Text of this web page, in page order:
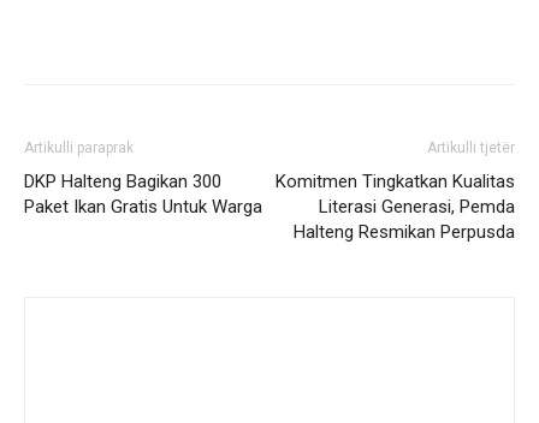
Artikulli paraprak
DKP Halteng Bagikan 300
Paket Ikan Gratis Untuk Warga
Artikulli tjetër
Komitmen Tingkatkan Kualitas
Literasi Generasi, Pemda
Halteng Resmikan Perpusda